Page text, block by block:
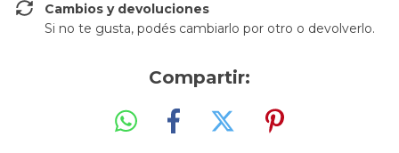
Cambios y devoluciones
Si no te gusta, podés cambiarlo por otro o devolverlo.
Compartir: